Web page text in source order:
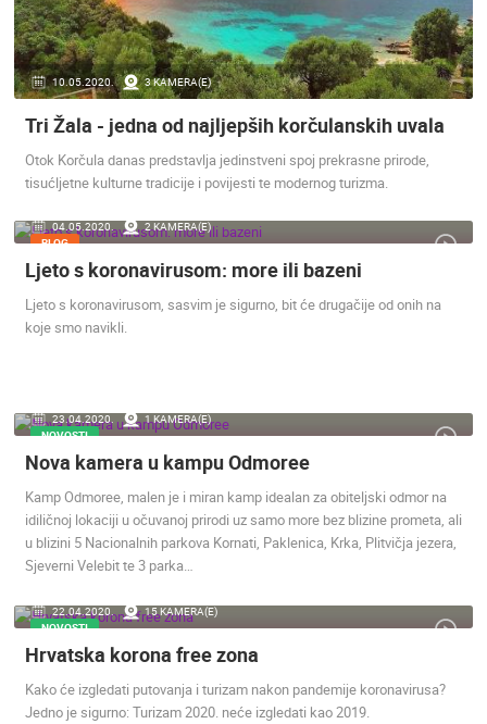
NAJNOVIJE KAMERE
NAJBOLJE S WEBA GRADOVI I MJESTA
HD - OKRETNE KAMERE GRADILIŠTA SKIJANJE I SNIJEG
DOGAĐANJA I ZANIMLJIVOSTI TRANSPORT I PROMET
ZNAMENITOSTI SVJETSKA BAŠTINA SPORT
10.05.2020. 3 KAMERA(E)
Tri Žala - jedna od najljepših korčulanskih uvala
Otok Korčula danas predstavlja jedinstveni spoj prekrasne prirode,
tisućljetne kulturne tradicije i povijesti te modernog turizma.
04.05.2020.
2 KAMERA(E)
BLOG
Ljeto s koronavirusom: more ili bazeni
Ljeto s koronavirusom, sasvim je sigurno, bit će drugačije od onih na
koje smo navikli.
23.04.2020.
1 KAMERA(E)
NOVOSTI
Nova kamera u kampu Odmoree
Kamp Odmoree, malen je i miran kamp idealan za obiteljski odmor na
idiličnoj lokaciji u očuvanoj prirodi uz samo more bez blizine prometa, ali
u blizini 5 Nacionalnih parkova Kornati, Paklenica, Krka, Plitvičja jezera,
Sjeverni Velebit te 3 parka…
22.04.2020.
15 KAMERA(E)
NOVOSTI
Hrvatska korona free zona
Kako će izgledati putovanja i turizam nakon pandemije koronavirusa?
Jedno je sigurno: Turizam 2020. neće izgledati kao 2019.